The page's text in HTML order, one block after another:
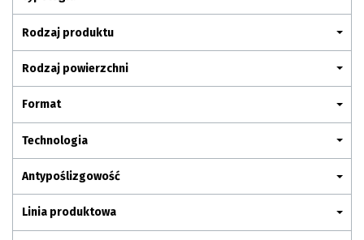
Rodzaj produktu
Rodzaj powierzchni
Format
Technologia
Antypoślizgowość
Linia produktowa
Kariera
Kontakt
Komunikacja z akcjonariuszami